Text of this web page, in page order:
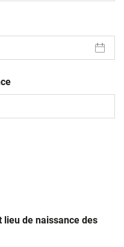
lieu de naissance des